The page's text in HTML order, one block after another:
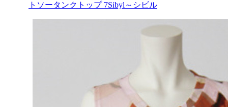
トソータンクトップ 7Sibyl～シビル